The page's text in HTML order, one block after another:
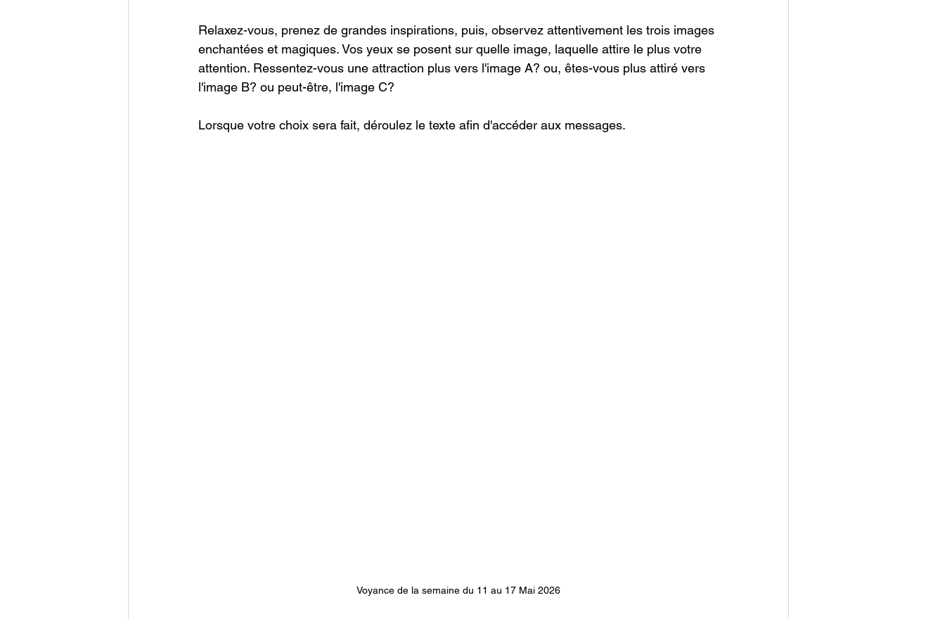
Relaxez-vous, prenez de grandes inspirations, puis, observez attentivement les trois images
enchantées et magiques. Vos yeux se posent sur quelle image, laquelle attire le plus votre
attention. Ressentez-vous une attraction plus vers l'image A? ou, êtes-vous plus attiré vers
l'image B? ou peut-être, l'image C?
Lorsque votre choix sera fait, déroulez le texte afin d'accéder aux messages.
Voyance de la semaine du 11 au 17 Mai 2026